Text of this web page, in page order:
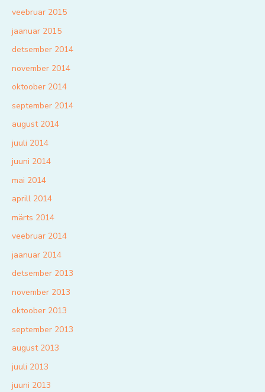
veebruar 2015
jaanuar 2015
detsember 2014
november 2014
oktoober 2014
september 2014
august 2014
juuli 2014
juuni 2014
mai 2014
aprill 2014
märts 2014
veebruar 2014
jaanuar 2014
detsember 2013
november 2013
oktoober 2013
september 2013
august 2013
juuli 2013
juuni 2013